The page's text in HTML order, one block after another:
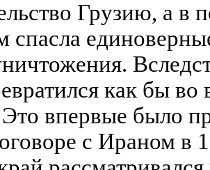
Грузию, а
спасла
как бы
впервые было
с Ираном в